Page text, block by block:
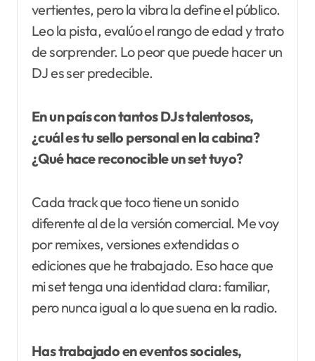
vertientes, pero la vibra la define el público.
Leo la pista, evalúo el rango de edad y trato
de sorprender. Lo peor que puede hacer un
DJ es ser predecible.
En un país con tantos DJs talentosos,
¿cuál es tu sello personal en la cabina?
¿Qué hace reconocible un set tuyo?
Cada track que toco tiene un sonido
diferente al de la versión comercial. Me voy
por remixes, versiones extendidas o
ediciones que he trabajado. Eso hace que
mi set tenga una identidad clara: familiar,
pero nunca igual a lo que suena en la radio.
Has trabajado en eventos sociales,